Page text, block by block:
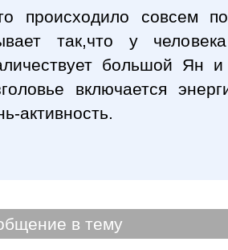
происходило совсем
так,что у
большой Ян
включается
активность.
в тему